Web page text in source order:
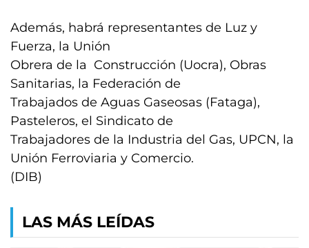
Además, habrá representantes de Luz y
Fuerza, la Unión
Obrera de la Construcción (Uocra), Obras
Sanitarias, la Federación de
Trabajados de Aguas Gaseosas (Fataga),
Pasteleros, el Sindicato de
Trabajadores de la Industria del Gas, UPCN, la
Unión Ferroviaria y Comercio.
(DIB)
LAS MÁS LEÍDAS